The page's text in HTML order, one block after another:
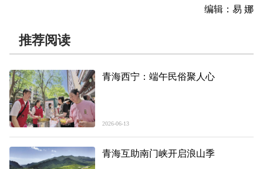
编辑：易 娜
推荐阅读
青海西宁：端午民俗聚人心
2026-06-13
青海互助南门峡开启浪山季